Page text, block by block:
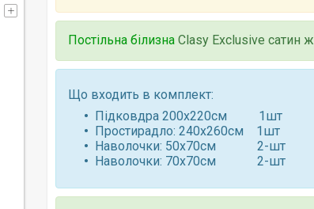
Постільна білизна Clasy Exclusive сатин
Що входить в комплект:
Підковдра 200x220см 1шт
Простирадло: 240x260см 1шт
Наволочки: 50x70см 2-шт
Наволочки: 70x70см 2-шт